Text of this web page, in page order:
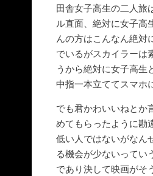
田舎女子高生の二人旅
ル直面、絶対に女子高
んの方はこんなん絶対
でいるがスカイラーは
うから絶対に女子高生
中指一本立ててスマホ
でも君かわいいねとか
めてもらったように勘
低い人ではないがなん
る機会が少ないってい
であり決して映画がそ